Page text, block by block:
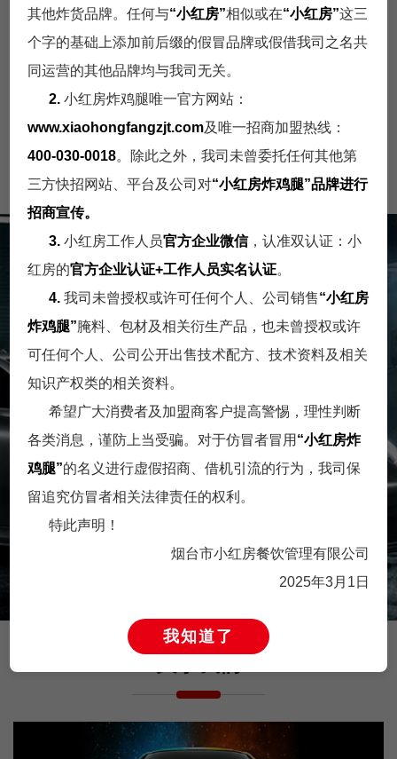
其他炸货品牌。任何与“小红房”相似或在“小红房”这三
个字的基础上添加前后缀的假冒品牌或假借我司之名共
同运营的其他品牌均与我司无关。
2.小红房炸鸡腿唯一官方网站：
www.xiaohongfangzjt.com及唯一招商加盟热线：
400-030-0018。除此之外，我司未曾委托任何其他第
三方快招网站、平台及公司对“小红房炸鸡腿”品牌进行
招商宣传。
3. 小红房工作人员官方企业微信，认准双认证：小
红房的官方企业认证+工作人员实名认证。
4. 我司未曾授权或许可任何个人、公司销售“小红房
炸鸡腿”腌料、包材及相关衍生产品，也未曾授权或许
可任何个人、公司公开出售技术配方、技术资料及相关
知识产权类的相关资料。
希望广大消费者及加盟商客户提高警惕，理性判断
各类消息，谨防上当受骗。对于仿冒者冒用 “小红房炸
鸡腿”的名义进行虚假招商、借机引流的行为，我司保
留追究仿冒者相关法律责任的权利。
特此声明！
烟台市小红房餐饮管理有限公司
2025年3月1日
我知道了
门店展示一
门店展示
一
门店展示
一
门店展示
一
人才招聘
小红房炸鸡招聘
经营管理岗
英雄不论出身，不放过每一
匹千里马。只要你足够优
营销设计岗
岗位职责1. 推进终端店铺设
程，深入研究并···